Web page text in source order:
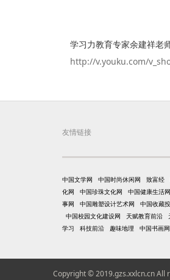
学习力教育专家余建祥老师
http://v.youku.com/
友情链接
中国文学网 中国时尚休闲网 致富经
化网
中国珍珠文化网 中国健康生活网
事网
中国雕塑设计艺术网 中国收藏
中国校园文化建设网
天赋教育前沿
学习
科技前沿 趣味地理 中国书画网
Copyright © 2019.gzs.xxlcn.cn All